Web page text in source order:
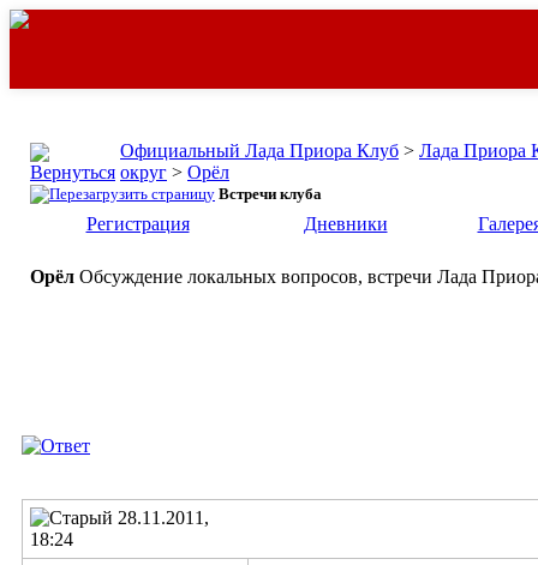
Официальный Лада Приора Клуб > Лада Приора
округ > Орёл
Встречи клуба
Регистрация Дневники
Орёл Обсуждение локальных вопросов, встречи Лада
28.11.2011,
18:24